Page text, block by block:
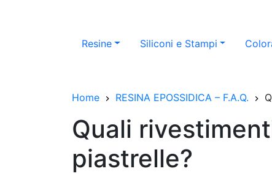
Resine Siliconi e Stampi
Home RESINA EPOSSIDICA – F.A.Q.
Quali
piastrelle?